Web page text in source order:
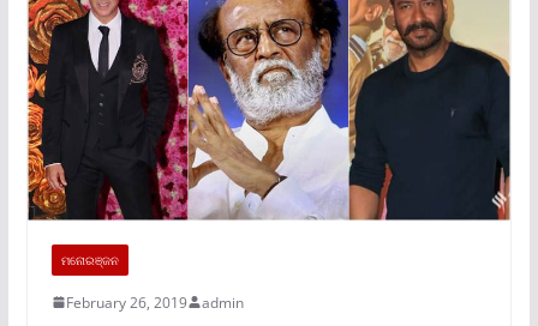
ମନୋରଞ୍ଜନ
February 26, 2019 admin